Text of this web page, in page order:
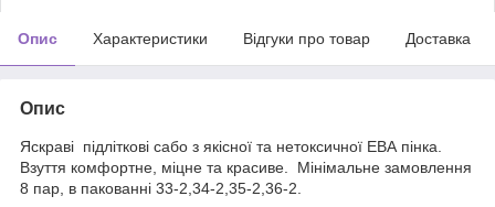
Опис Характеристики Відгуки про товар Доставка
Опис
Яскраві підліткові сабо з якісної та нетоксичної ЕВА пінка.
Взуття комфортне, міцне та красиве. Мінімальне замовлення
8 пар, в пакованні 33-2,34-2,35-2,36-2.